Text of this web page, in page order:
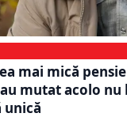
mai mică
mutat acolo nu
unică